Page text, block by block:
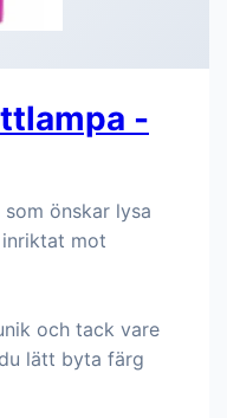
-
önskar lysa
mot
och tack vare
lätt byta färg